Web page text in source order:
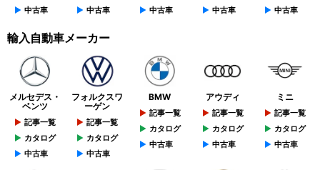
中古車
中古車
中古車
中古車
中古車
輸入自動車メーカー
メルセデス・
ベンツ
記事一覧
カタログ
中古車
フォルクスワ
ーゲン
記事一覧
カタログ
中古車
BMW
記事一覧
カタログ
中古車
アウディ
記事一覧
カタログ
中古車
ミニ
記事一覧
カタログ
中古車